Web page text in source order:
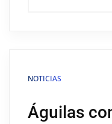
NOTICIAS
Águilas